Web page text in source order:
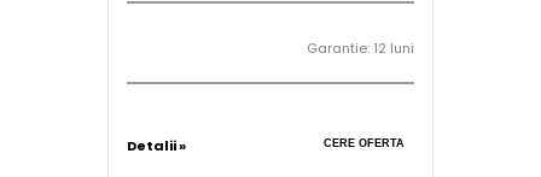
Garantie: 12 luni
Detalii » CERE OFERTA